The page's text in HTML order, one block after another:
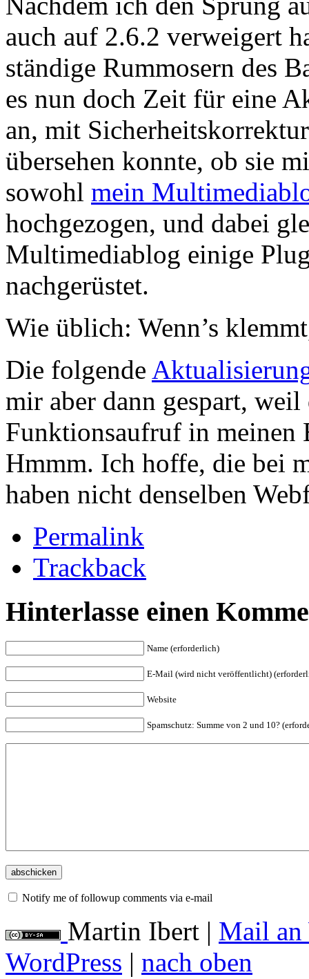
auch auf 2.6.2 verweigert
ständige Rummosern des
es nun doch Zeit für eine
an, mit
übersehen konnte, ob sie
sowohl mein
hochgezogen, und dabei
Multimediablog einige
nachgerüstet.
Wie üblich: Wenn’s
Die folgende
mir aber dann gespart,
Funktionsaufruf in meinen
Hmmm. Ich hoffe, die bei
haben nicht denselben
Permalink
Trackback
Hinterlasse einen
Name (erforderlich)
E-Mail (wird nicht veröffentlicht)
Website
Spamschutz: Summe von 2 und 10?
Notify me of followup comments via e-mail
Martin Ibert | Mail an
WordPress | nach oben